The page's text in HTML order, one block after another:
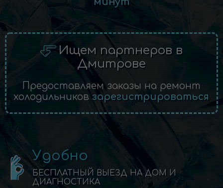
Ищем партнеров в
Дмитрове
Предоставляем заказы на ремонт
холодильниковзарегистрироваться
Удобно
БЕСПЛАТНЫЙ ВЫЕЗД НА ДОМ И
ДИАГНОСТИКА